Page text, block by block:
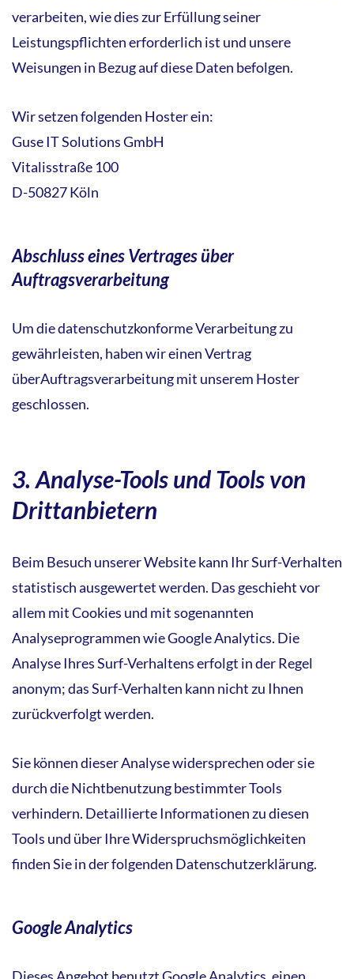
verarbeiten, wie dies zur Erfüllung seiner
Leistungspflichten erforderlich ist und unsere
Weisungen in Bezug auf diese Daten befolgen.
Wir setzen folgenden Hoster ein:
Guse IT Solutions GmbH
Vitalisstraße 100
D-50827 Köln
Abschluss eines Vertrages über
Auftragsverarbeitung
Um die datenschutzkonforme Verarbeitung zu
gewährleisten, haben wir einen Vertrag
überAuftragsverarbeitung mit unserem Hoster
geschlossen.
3. Analyse-Tools und Tools von
Drittanbietern
Beim Besuch unserer Website kann Ihr Surf-Verhalten
statistisch ausgewertet werden. Das geschieht vor
allem mit Cookies und mit sogenannten
Analyseprogrammen wie Google Analytics. Die
Analyse Ihres Surf-Verhaltens erfolgt in der Regel
anonym; das Surf-Verhalten kann nicht zu Ihnen
zurückverfolgt werden.
Sie können dieser Analyse widersprechen oder sie
durch die Nichtbenutzung bestimmter Tools
verhindern. Detaillierte Informationen zu diesen
Tools und über Ihre Widerspruchsmöglichkeiten
finden Sie in der folgenden Datenschutzerklärung.
Google Analytics